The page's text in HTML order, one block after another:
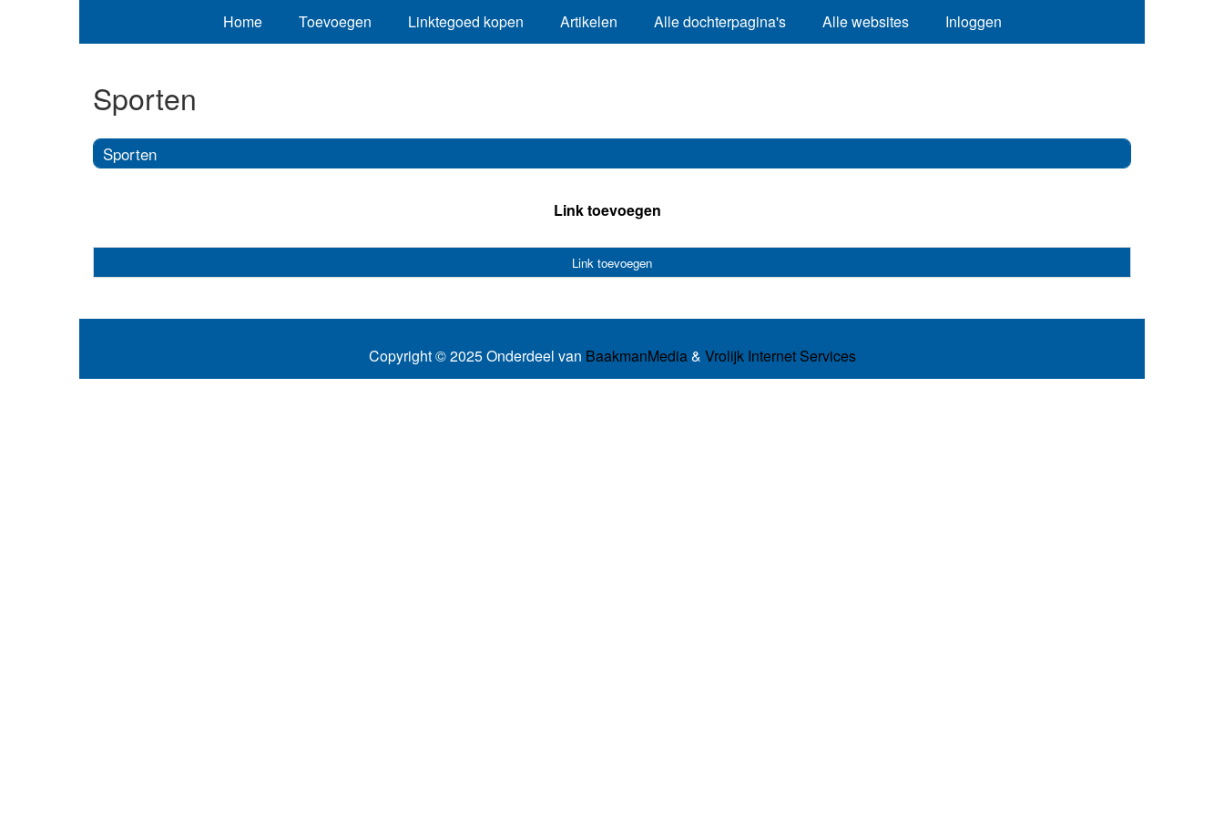
Home Toevoegen Linktegoed kopen Artikelen Alle dochterpagina's Alle websites Inloggen
Sporten
Sporten
Link toevoegen
Link toevoegen
Copyright © 2025 Onderdeel van BaakmanMedia& Vrolijk Internet Services